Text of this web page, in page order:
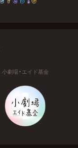
小劇場・エイド基金